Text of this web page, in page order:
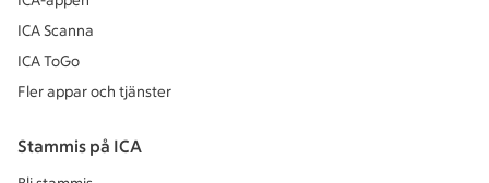
ICA Scanna
ICA ToGo
Fler appar och tjänster
Stammis på ICA